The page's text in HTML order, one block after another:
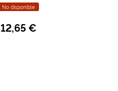
No disponible
12,65 €